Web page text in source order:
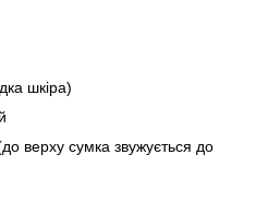
шкіра)
верху сумка звужується до